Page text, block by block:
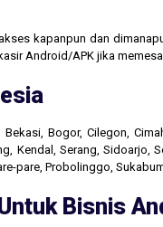
kapanpun dan
Android/APK jika
Bogor, Cilegon,
Kendal, Serang, Sidoarjo,
pare, Probolinggo,
Bisnis